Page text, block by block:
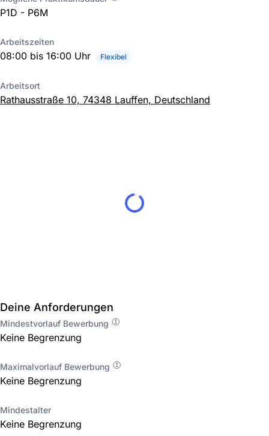
P1D - P6M
Arbeitszeiten
08:00 bis 16:00 Uhr Flexibel
Arbeitsort
Rathausstraße 10, 74348 Lauffen, Deutschland
Deine Anforderungen
Mindestvorlauf Bewerbung
Keine Begrenzung
Maximalvorlauf Bewerbung
Keine Begrenzung
Mindestalter
Keine Begrenzung